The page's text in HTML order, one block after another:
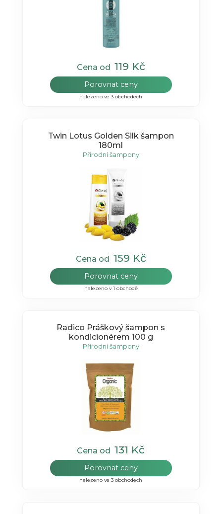
Cena od 119 Kč
Porovnat ceny
nalezeno ve 3 obchodech
Twin Lotus Golden Silk šampon
180ml
Přírodní šampony
Cena od 159 Kč
Porovnat ceny
nalezeno v 1 obchodě
Radico Práškový šampon s
kondicionérem 100 g
Přírodní šampony
Cena od131 Kč
Porovnat ceny
nalezeno ve 3 obchodech